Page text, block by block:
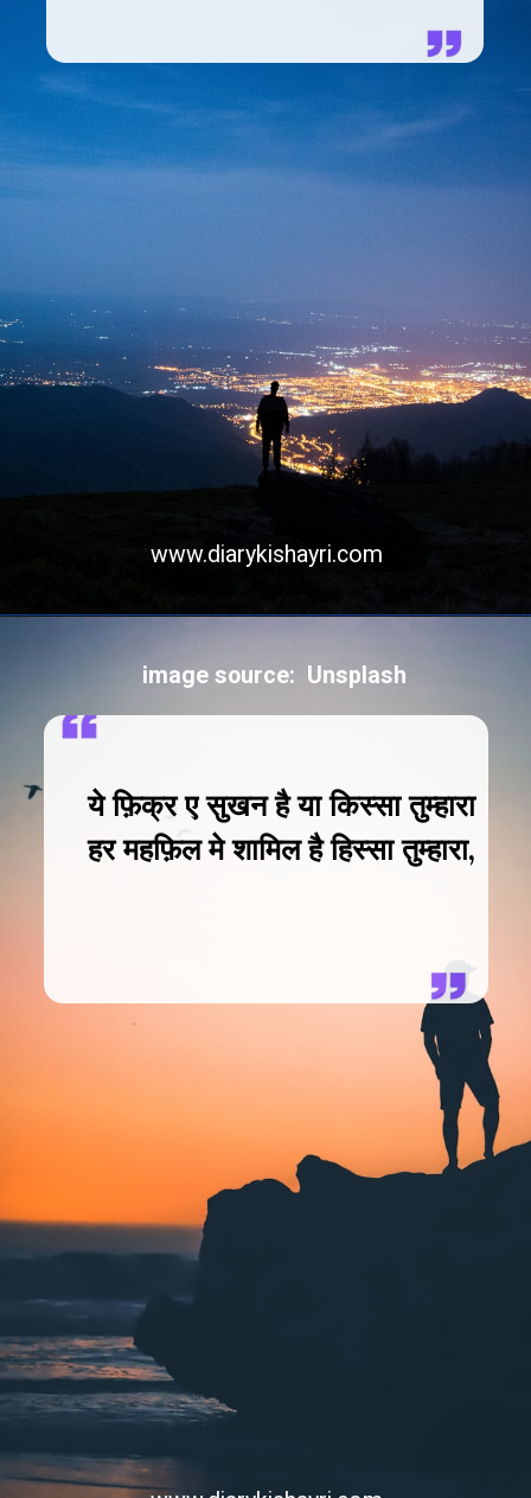
www.diarykishayri.com
ये फ़िक्र ए सुखन है या किस्सा तुम्हारा
हर महफ़िल मे शामिल है हिस्सा तुम्हारा,
image source: Unsplash